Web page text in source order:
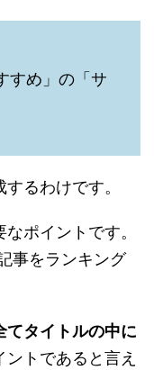
すめ」の「サ
るわけです。
ポイントです。
事をランキング
てタイトルの中に
トであると言え